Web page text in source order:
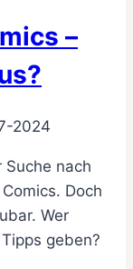
–
2024
nach
Doch
Wer
geben?